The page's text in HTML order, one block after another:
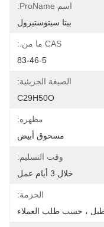
اسم ProName:
بيتا سيتوستيرول
CAS ما من.:
83-46-5
الصيغة الجزيئية:
C29H50O
مظهره:
مسحوق أبيض
وقت التسليم:
خلال 3 أيام عمل
الحزمة: